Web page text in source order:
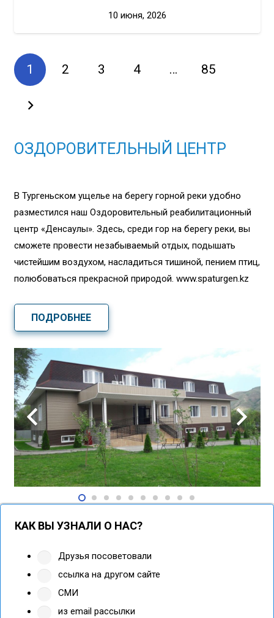
10 июня, 2026
1 2 3 4 … 85
ОЗДОРОВИТЕЛЬНЫЙ ЦЕНТР
В Тургеньском ущелье на берегу горной реки удобно
разместился наш Оздоровительный реабилитационный
центр «Денсаулық». Здесь, среди гор на берегу реки, вы
сможете провести незабываемый отдых, подышать
чистейшим воздухом, насладиться тишиной, пением птиц,
полюбоваться прекрасной природой. www.spaturgen.kz
ПОДРОБНЕЕ
КАК ВЫ УЗНАЛИ О НАС?
Друзья посоветовали
ссылка на другом сайте
СМИ
из email рассылки